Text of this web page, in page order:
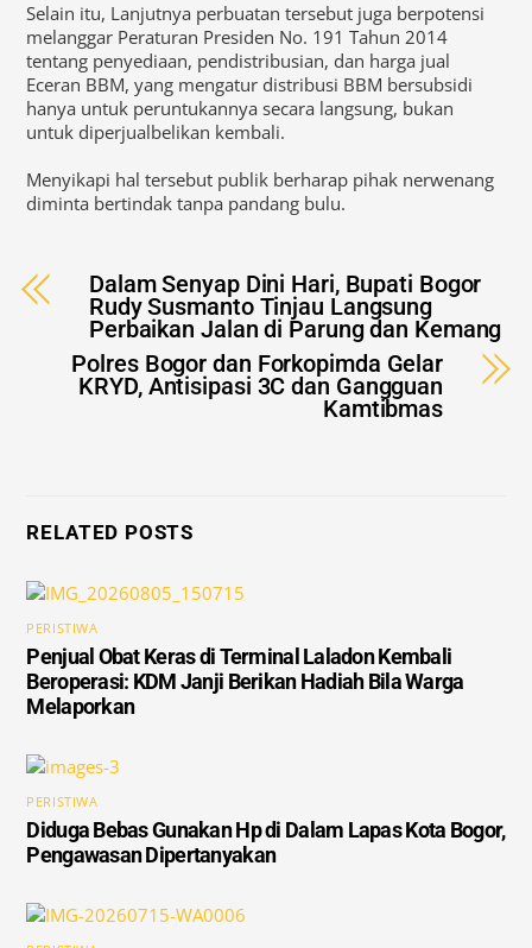
Selain itu, Lanjutnya perbuatan tersebut juga berpotensi
melanggar Peraturan Presiden No. 191 Tahun 2014
tentang penyediaan, pendistribusian, dan harga jual
Eceran BBM, yang mengatur distribusi BBM bersubsidi
hanya untuk peruntukannya secara langsung, bukan
untuk diperjualbelikan kembali.
Menyikapi hal tersebut publik berharap pihak nerwenang
diminta bertindak tanpa pandang bulu.
Dalam Senyap Dini Hari, Bupati Bogor
Rudy Susmanto Tinjau Langsung
Perbaikan Jalan di Parung dan Kemang
Polres Bogor dan Forkopimda Gelar
KRYD, Antisipasi 3C dan Gangguan
Kamtibmas
RELATED POSTS
PERISTIWA
Penjual Obat Keras di Terminal Laladon Kembali
Beroperasi: KDM Janji Berikan Hadiah Bila Warga
Melaporkan
PERISTIWA
Diduga Bebas Gunakan Hp di Dalam Lapas Kota Bogor,
Pengawasan Dipertanyakan